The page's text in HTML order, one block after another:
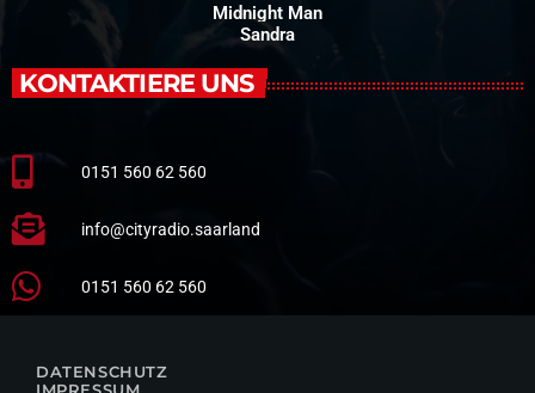
Midnight Man
Sandra
KONTAKTIERE UNS
0151 560 62 560
info@cityradio.saarland
0151 560 62 560
DATENSCHUTZ